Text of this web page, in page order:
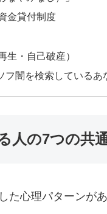
金貸付制度
生・自己破産）
フ闇を検索しているあ
人の7つの共
た心理パターンが